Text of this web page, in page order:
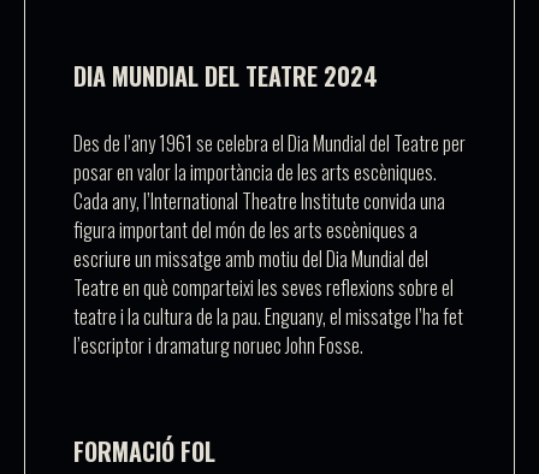
DIA MUNDIAL DEL TEATRE 2024
Des de l’any 1961 se celebra el Dia Mundial del Teatre per
posar en valor la importància de les arts escèniques.
Cada any, l’International Theatre Institute convida una
figura important del món de les arts escèniques a
escriure un missatge amb motiu del Dia Mundial del
Teatre en què comparteixi les seves reflexions sobre el
teatre i la cultura de la pau. Enguany, el missatge l’ha fet
l’escriptor i dramaturg noruec John Fosse.
FORMACIÓ FOL